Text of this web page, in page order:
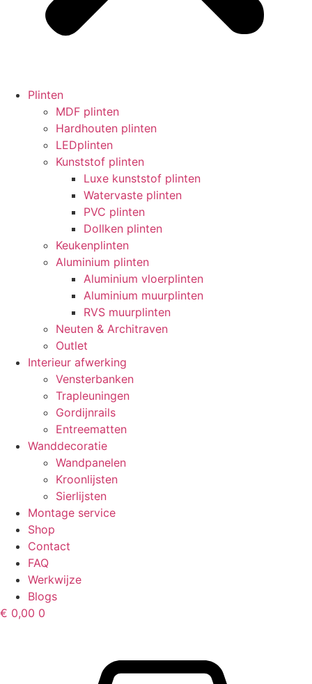
Plinten
MDF plinten
Hardhouten plinten
LEDplinten
Kunststof plinten
Luxe kunststof plinten
Watervaste plinten
PVC plinten
Dollken plinten
Keukenplinten
Aluminium plinten
Aluminium vloerplinten
Aluminium muurplinten
RVS muurplinten
Neuten & Architraven
Outlet
Interieur afwerking
Vensterbanken
Trapleuningen
Gordijnrails
Entreematten
Wanddecoratie
Wandpanelen
Kroonlijsten
Sierlijsten
Montage service
Shop
Contact
FAQ
Werkwijze
Blogs
€ 0,00 0